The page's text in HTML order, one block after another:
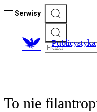
Serwisy
Publicystyka
To nie